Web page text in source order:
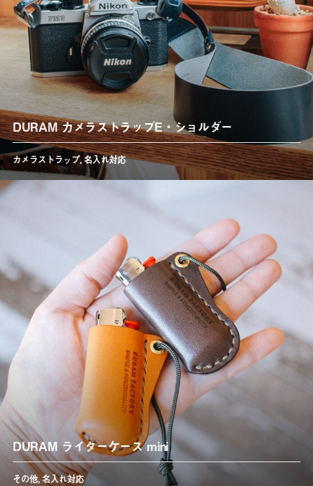
DURAM カメラストラップE・ショルダー
カメラストラップ,名入れ対応
DURAM ライターケース mini
その他,名入れ対応